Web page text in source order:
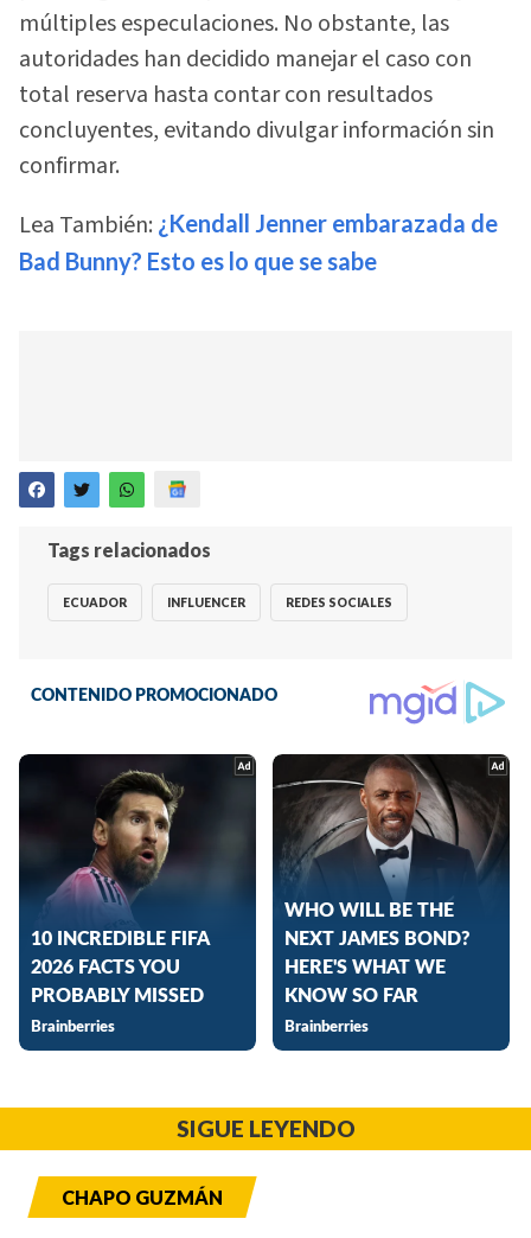
múltiples especulaciones. No obstante, las
autoridades han decidido manejar el caso con
total reserva hasta contar con resultados
concluyentes, evitando divulgar información sin
confirmar.
Lea También: ¿Kendall Jenner embarazada de
Bad Bunny? Esto es lo que se sabe
Tags relacionados
ECUADOR INFLUENCER REDES SOCIALES
SIGUE LEYENDO
CHAPO GUZMÁN